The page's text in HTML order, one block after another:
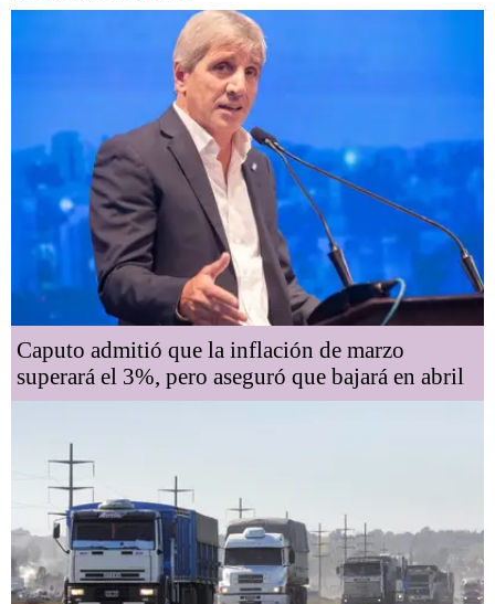
Caputo admitió que la inflación de marzo
superará el 3%, pero aseguró que bajará en abril